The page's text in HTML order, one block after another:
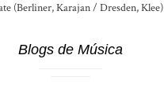
(Berliner, Karajan / Dresden, Klee)
Blogs de Música